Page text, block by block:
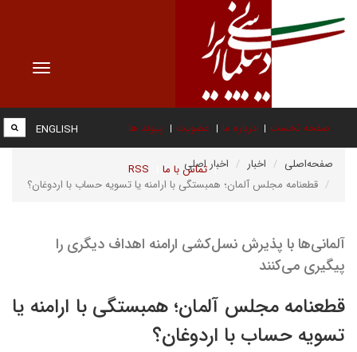
Toggle
صفحه نخست درباره ما عضویت پیوند ها
تماس با ما RSS
ENGLISH
صفحه‌اصلی اخبار
اخبار اصلی
قطعنامه مجلس آلمان؛ همبستگی با ارامنه یا تسویه حساب با اردوغان؟
آلمانی‌ها با پذیرش نسل‌کشی ارامنه اهداف دیگری را
پیگیری می‌کنند
قطعنامه مجلس آلمان؛ همبستگی با ارامنه یا
تسویه حساب با اردوغان؟